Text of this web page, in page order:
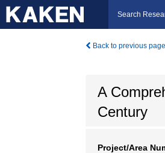
Search
Back to previous page
A
Century
Project/Area